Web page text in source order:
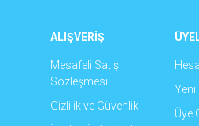
ALIŞVERİŞ
Mesafeli Satış
Sözleşmesi
Gizlilik ve Güvenlik
Yeni
Üye